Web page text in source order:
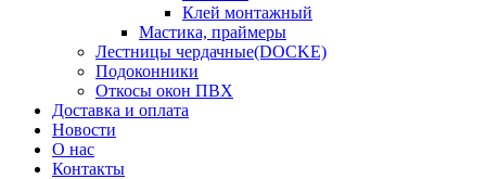
Клей монтажный
Мастика, праймеры
Лестницы чердачные(DOCKE)
Подоконники
Откосы окон ПВХ
Доставка и оплата
Новости
О нас
Контакты